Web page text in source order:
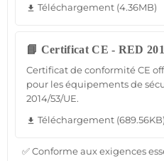
file_download Téléchargement (4.36MB)
📘 Certificat CE - RED
Certificat de conformité CE
pour les équipements de
2014/53/UE.
file_download Téléchargement (689.56KB)
✅ Conforme aux exigences